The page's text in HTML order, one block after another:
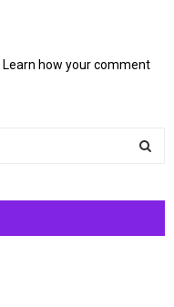
Learn how your comment